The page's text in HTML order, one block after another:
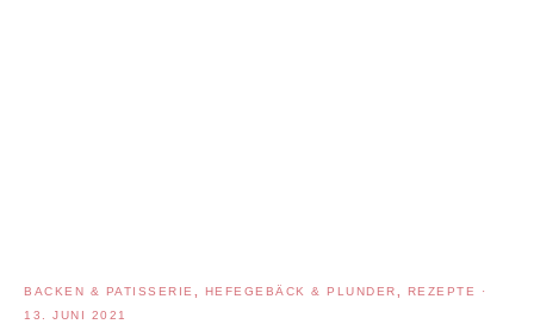
BACKEN & PATISSERIE HEFEGEBÄCK & PLUNDER REZEPTE
·
13. JUNI 2021